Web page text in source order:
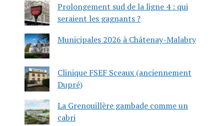
Prolongement sud de la ligne 4 : qui
seraient les gagnants ?
Municipales 2026 à Châtenay-Malabry
Clinique FSEF Sceaux (anciennement
Dupré)
La Grenouillère gambade comme un
cabri